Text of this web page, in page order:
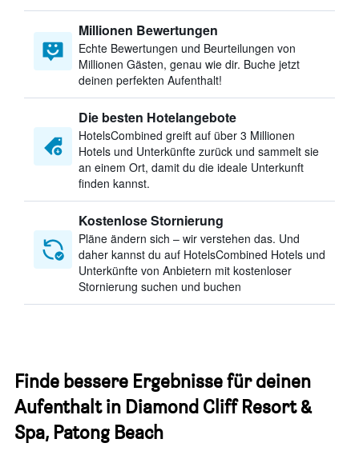
Millionen Bewertungen
Echte Bewertungen und Beurteilungen von
Millionen Gästen, genau wie dir. Buche jetzt
deinen perfekten Aufenthalt!
Die besten Hotelangebote
HotelsCombined greift auf über 3 Millionen
Hotels und Unterkünfte zurück und sammelt sie
an einem Ort, damit du die ideale Unterkunft
finden kannst.
Kostenlose Stornierung
Pläne ändern sich – wir verstehen das. Und
daher kannst du auf HotelsCombined Hotels und
Unterkünfte von Anbietern mit kostenloser
Stornierung suchen und buchen
Finde bessere Ergebnisse für deinen
Aufenthalt in Diamond Cliff Resort &
Spa, Patong Beach